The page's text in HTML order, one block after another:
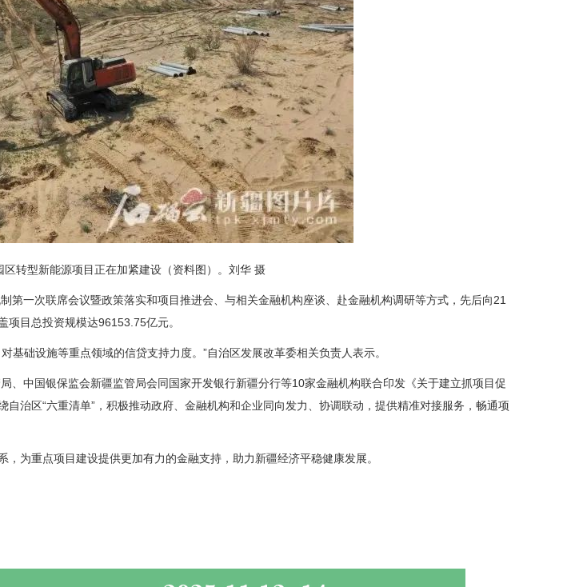
转型新能源项目正在加紧建设（资料图）。刘华 摄
一次联席会议暨政策落实和项目推进会、与相关金融机构座谈、赴金融机构调研等方式，先后向21
目总投资规模达96153.75亿元。
础设施等重点领域的信贷支持力度。”自治区发展改革委相关负责人表示。
中国银保监会新疆监管局会同国家开发银行新疆分行等10家金融机构联合印发《关于建立抓项目促
治区“六重清单”，积极推动政府、金融机构和企业同向发力、协调联动，提供精准对接服务，畅通项
为重点项目建设提供更加有力的金融支持，助力新疆经济平稳健康发展。